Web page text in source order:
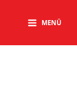
MENÜ